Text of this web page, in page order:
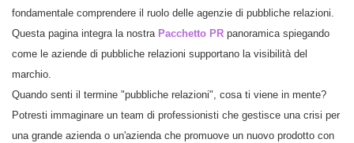
fondamentale comprendere il ruolo delle agenzie di pubbliche relazioni.
Questa pagina integra la nostra Pacchetto PR panoramica spiegando
come le aziende di pubbliche relazioni supportano la visibilità del
marchio.
Quando senti il termine "pubbliche relazioni", cosa ti viene in mente?
Potresti immaginare un team di professionisti che gestisce una crisi per
una grande azienda o un'azienda che promuove un nuovo prodotto con